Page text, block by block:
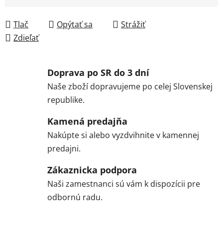
Tlač Opýtať sa
Strážiť
Zdieľať
Doprava po SR do 3 dní
Naše zboží dopravujeme po celej Slovenskej
republike.
Kamená predajňa
Nakúpte si alebo vyzdvihnite v kamennej
predajni.
Zákaznicka podpora
Naši zamestnanci sú vám k dispozícii pre
odbornú radu.